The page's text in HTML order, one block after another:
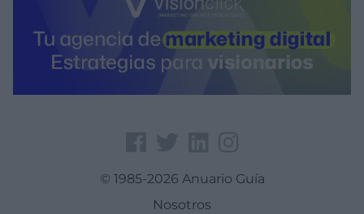
© 1985-2026 Anuario Guía
Nosotros